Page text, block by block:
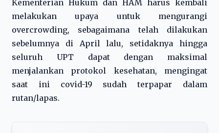
Kementerian Hukum dan HAM harus kembali
melakukan upaya untuk mengurangi
overcrowding, sebagaimana telah dilakukan
sebelumnya di April lalu, setidaknya hingga
seluruh UPT dapat dengan maksimal
menjalankan protokol kesehatan, mengingat
saat ini covid-19 sudah terpapar dalam
rutan/lapas.